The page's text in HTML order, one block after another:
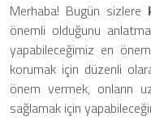
Merhaba! Bugün sizlere
önemli olduğunu
yapabileceğimiz en
korumak için düzenli
önem vermek, onların
sağlamak için